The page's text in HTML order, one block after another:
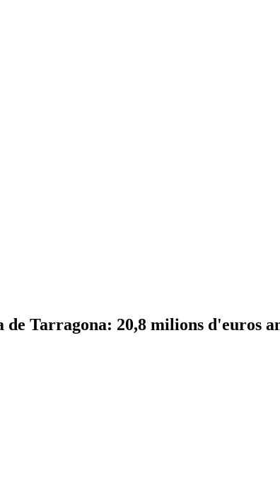
Tarragona: 20,8 milions d'euros